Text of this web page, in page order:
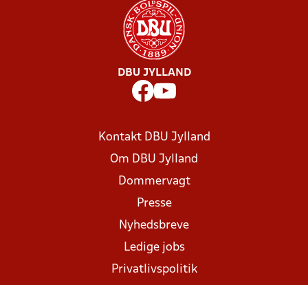
DBU JYLLAND
Kontakt DBU Jylland
Om DBU Jylland
Dommervagt
Presse
Nyhedsbreve
Ledige jobs
Privatlivspolitik